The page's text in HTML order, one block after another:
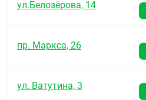
может произойти
может отразиться на
повышенной
возможно проявление
(гиперемия, жжение, зуд,
Взаимодействие с другими
ул.Белозёрова, 14
пр. Маркса, 26
ул. Ватутина, 3